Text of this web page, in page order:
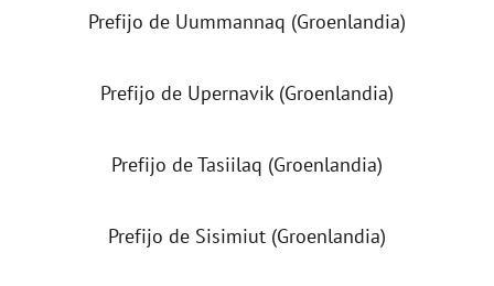
Prefijo de Uummannaq (Groenlandia)
Prefijo de Upernavik (Groenlandia)
Prefijo de Tasiilaq (Groenlandia)
Prefijo de Sisimiut (Groenlandia)